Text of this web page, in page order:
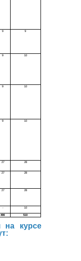
на курсе